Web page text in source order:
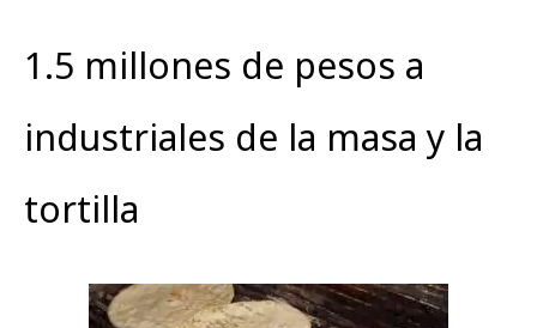
1.5 millones de pesos a
industriales de la masa y la
tortilla